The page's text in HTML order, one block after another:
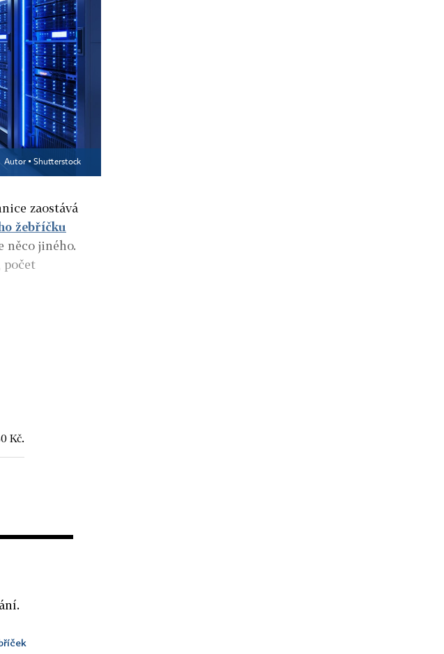
Autor ▪ Shutterstock
zaostává
žebříčku
něco jiného.
počet
Kč.